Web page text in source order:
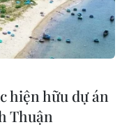
hiện hữu dự án
Thuận